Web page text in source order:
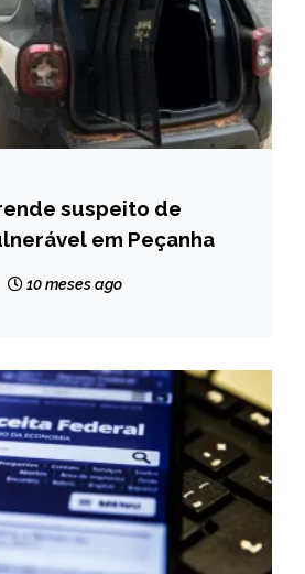
suspeito de
em Peçanha
10 meses ago